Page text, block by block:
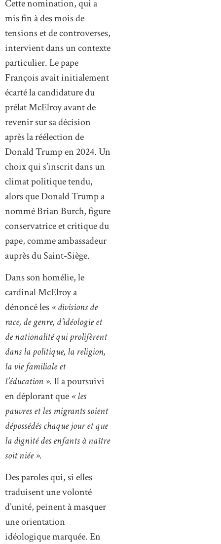
Cette nomination, qui a
mis fin à des mois de
tensions et de controverses,
intervient dans un contexte
particulier. Le pape
François avait initialement
écarté la candidature du
prélat McElroy avant de
revenir sur sa décision
après la réélection de
Donald Trump en 2024. Un
choix qui s’inscrit dans un
climat politique tendu,
alors que Donald Trump a
nommé Brian Burch, figure
conservatrice et critique du
pape, comme ambassadeur
auprès du Saint-Siège.
Dans son homélie, le
cardinal McElroy a
dénoncé les« divisions de
race, de genre, d’idéologie et
de nationalité qui prolifèrent
dans la politique, la religion,
la vie familiale et
l’éducation ». Il a poursuivi
en déplorant que« les
pauvres et les migrants soient
dépossédés chaque jour et que
la dignité des enfants à naître
soit niée ».
Des paroles qui, si elles
traduisent une volonté
d’unité, peinent à masquer
une orientation
idéologique marquée. En